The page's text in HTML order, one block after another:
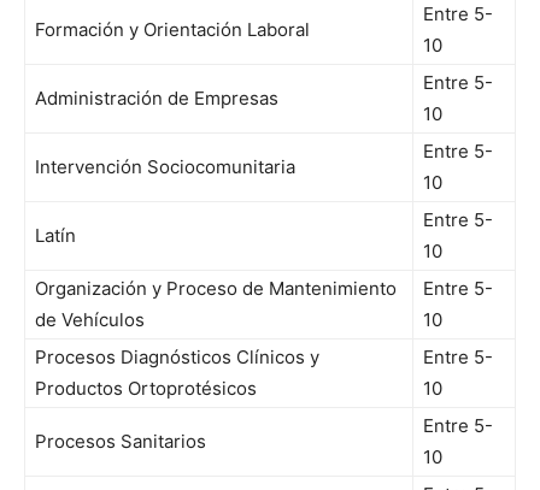
Formación y Orientación Laboral
Entre 5-
10
Administración de Empresas
Entre 5-
10
Intervención Sociocomunitaria
Entre 5-
10
Latín
Entre 5-
10
Organización y Proceso de Mantenimiento
de Vehículos
Entre 5-
10
Procesos Diagnósticos Clínicos y
Productos Ortoprotésicos
Entre 5-
10
Procesos Sanitarios
Entre 5-
10